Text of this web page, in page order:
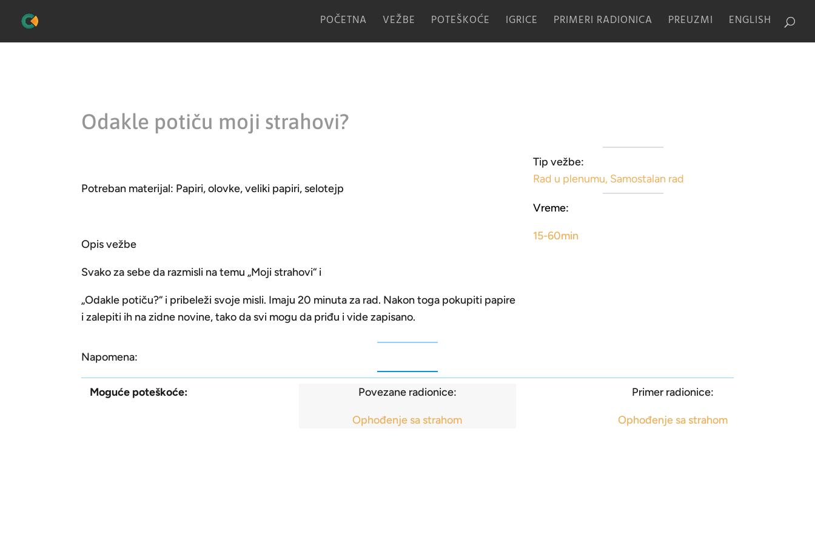
POČETNA VEŽBE POTEŠKOĆE IGRICE PRIMERI RADIONICA PREUZMI ENGLISH
Odakle potiču moji strahovi?
Potreban materijal: Papiri, olovke, veliki papiri, selotejp
Opis vežbe
Svako za sebe da razmisli na temu „Moji strahovi“ i
„Odakle potiču?“ i pribeleži svoje misli. Imaju 20 minuta za rad. Nakon toga pokupiti papire
i zalepiti ih na zidne novine, tako da svi mogu da priđu i vide zapisano.
Tip vežbe:
Rad u plenumu, Samostalan rad
Vreme:
15-60min
Napomena:
Moguće poteškoće: Povezane radionice:
Ophođenje sa strahom
Primer radionice:
Ophođenje sa strahom